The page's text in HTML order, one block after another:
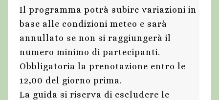
Il programma potrà subire variazioni in
base alle condizioni meteo e sarà
annullato se non si raggiungerà il
numero minimo di partecipanti.
Obbligatoria la prenotazione entro le
12,00 del giorno prima.
La guida si riserva di escludere le